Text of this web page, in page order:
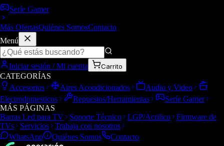
Seríe Gamer
Más OfertasQuiénes SomosContacto
Menú
Iniciar sesión / Mi cuenta Carrito
CATEGORÍAS
Accesorios
Aires Acondicionados
Audio y Video
Electrodomesticos
Repuestos/Herramientas
Seríe Gamer
MÁS PÁGINAS
Barras Led para TV
Soporte Técnico LGP/Acrilico
Firmware de
TVs
Servicios
Trabaja con nosotros
WhatsApp
Quiénes Somos Contacto